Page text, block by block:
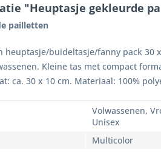
"Heuptasje gekleurde
pailletten
heuptasje/buideltasje/fanny pack
Kleine tas met compact
ca. 30 x 10 cm. Materiaal: 100%
Volwassenen,
Unisex
Multicolor